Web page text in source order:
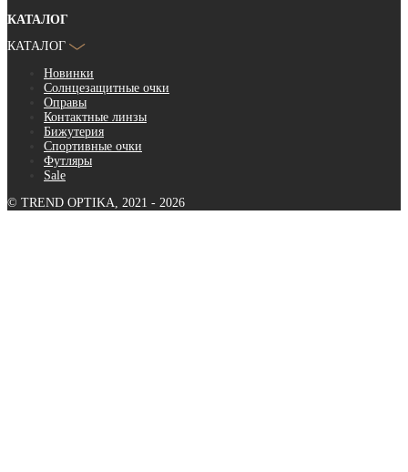
КАТАЛОГ
КАТАЛОГ
Новинки
Солнцезащитные очки
Оправы
Контактные линзы
Бижутерия
Спортивные очки
Футляры
Sale
© TREND OPTIKA, 2021 - 2026